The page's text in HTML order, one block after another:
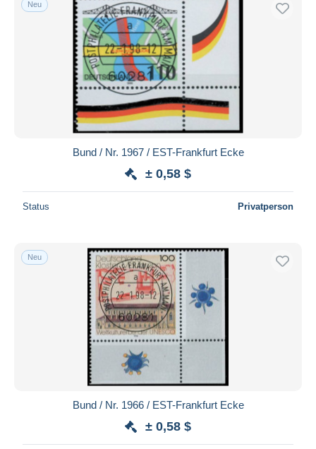
Kostenloser Versand
Zahlungsmethoden
PayPal
Banküberweisung
Visa
Mastercard
Bancontact
iDeal
Übernehmen
Neu
Bund / Nr. 1967 / EST-Frankfurt Ecke
± 0,58 $
Status Privatperson
Neu
Bund / Nr. 1966 / EST-Frankfurt Ecke
± 0,58 $